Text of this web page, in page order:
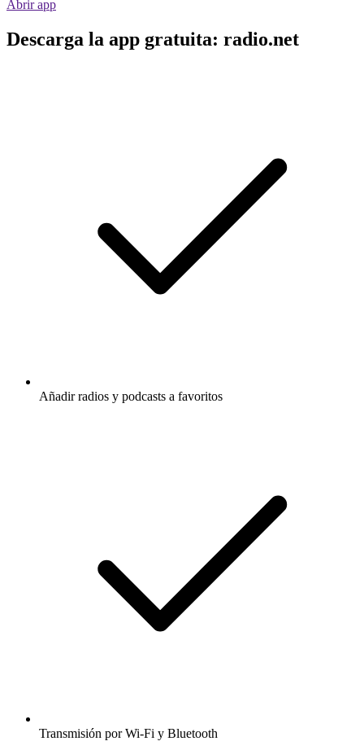
Abrir app
Descarga la app gratuita: radio.net
Añadir radios y podcasts a favoritos
Transmisión por Wi-Fi y Bluetooth